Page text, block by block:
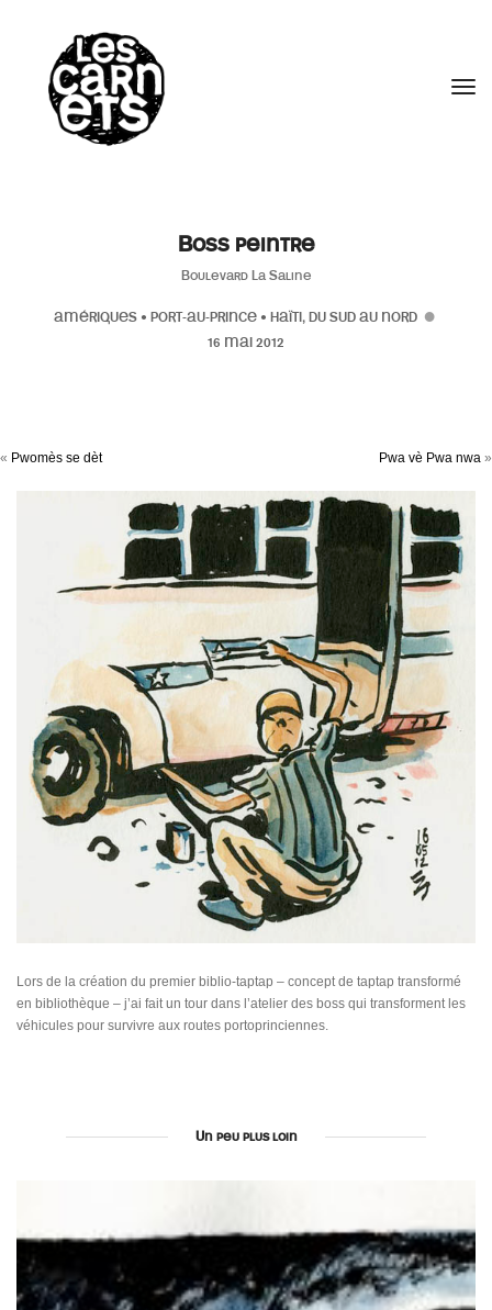
Boss peintre
Boulevard La Saline
AMÉRIQUES• PORT-AU-PRINCE• HAÏTI, DU SUD AU NORD
16 MAI 2012
« Pwomès se dèt Pwa vè Pwa nwa »
Lors de la création du premier biblio-taptap – concept de taptap transformé
en bibliothèque – j’ai fait un tour dans l’atelier des boss qui transforment les
véhicules pour survivre aux routes portoprinciennes.
Un peu plus loin